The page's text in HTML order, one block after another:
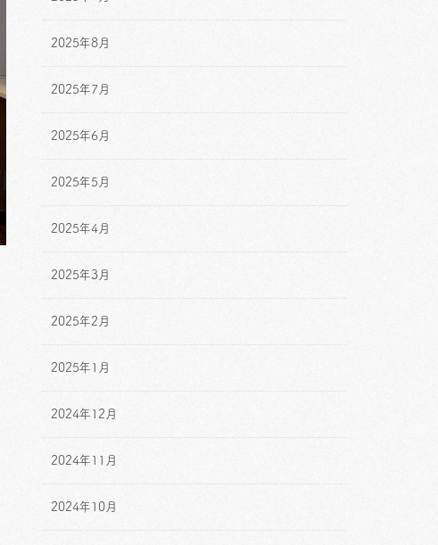
2025年8月
2025年7月
2025年6月
2025年5月
2025年4月
2025年3月
2025年2月
2025年1月
2024年12月
2024年11月
2024年10月